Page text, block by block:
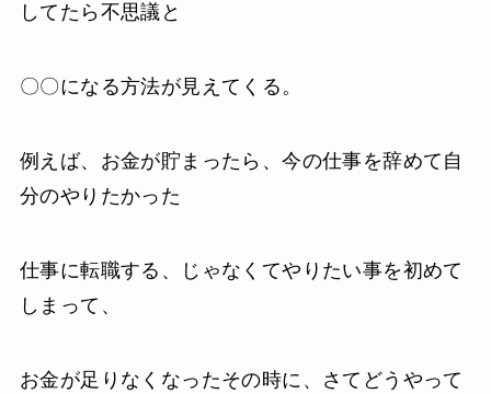
してたら不思議と
〇〇になる方法が見えてくる。
例えば、お金が貯まったら、今の仕事を辞めて自
分のやりたかった
仕事に転職する、じゃなくてやりたい事を初めて
しまって、
お金が足りなくなったその時に、さてどうやって